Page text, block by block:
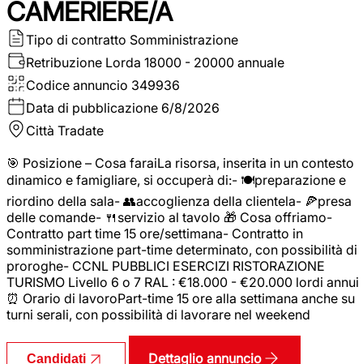
CAMERIERE/A
Tipo di contratto Somministrazione
Retribuzione Lorda 18000 - 20000 annuale
Codice annuncio 349936
Data di pubblicazione 6/8/2026
Città Tradate
🎯 Posizione – Cosa faraiLa risorsa, inserita in un contesto
dinamico e famigliare, si occuperà di:- 🍽️preparazione e
riordino della sala- 👥accoglienza della clientela- 🍕presa
delle comande- 🍴servizio al tavolo 🎁 Cosa offriamo-
Contratto part time 15 ore/settimana- Contratto in
somministrazione part-time determinato, con possibilità di
proroghe- CCNL PUBBLICI ESERCIZI RISTORAZIONE
TURISMO Livello 6 o 7 RAL : €18.000 - €20.000 lordi annui
⏰ Orario di lavoroPart-time 15 ore alla settimana anche su
turni serali, con possibilità di lavorare nel weekend
Candidati Dettaglio annuncio